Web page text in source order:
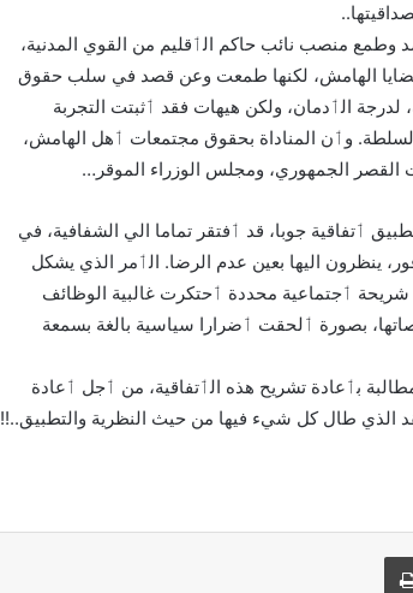
منصب نائب حاكم الٲقليم من القوي المدنية،
الهامش، لكنها طمعت وعن قصد في سلب حقوق
الٲدمان، ولكن هيهات فقد ٲثبتت التجربة
وٲن المناداة بحقوق مجتمعات ٲهل الهامش،
القصر الجمهوري، ومجلس الوزراء الموقر…
ٲتفاقية جوبا، قد ٲفتقر تماما الي الشفافية، في
ينظرون اليها بعين عدم الرضا. الٲمر الذي يشكل
شريحة ٲجتماعية محددة ٲحتكرت غالبية الوظائف
بصورة ٲلحقت ٲضرارا سياسية بالغة بسمعة
بٲعادة تشريح هذه الٲتفاقية، من ٲجل ٲعادة
الذي طال كل شيء فيها من حيث النظرية والتطبيق..!!